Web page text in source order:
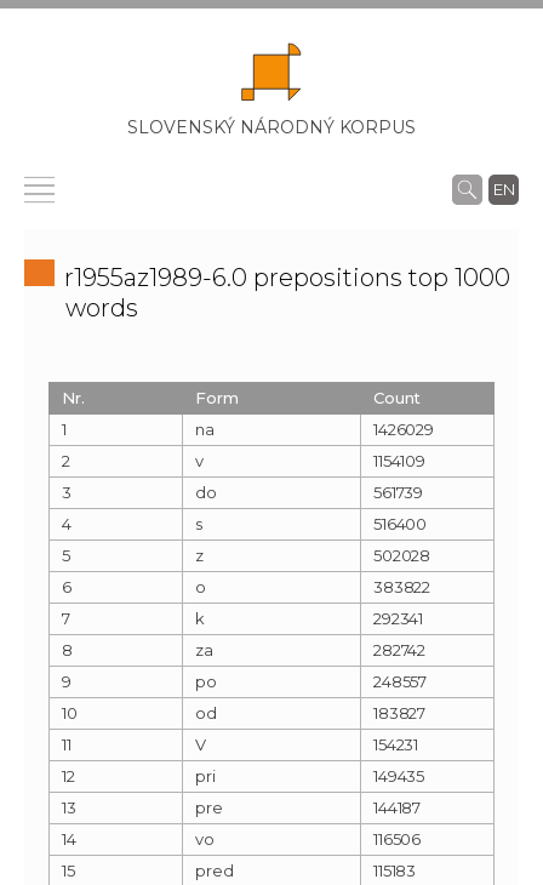
SLOVENSKÝ NÁRODNÝ KORPUS
EN
r1955az1989-6.0 prepositions top 1000
words
Nr. Form
Count
1
na
1426029
2
v
1154109
3
do
561739
4
s
516400
5
z
502028
6
o
383822
7
k
292341
8
za
282742
9
po
248557
10
od
183827
11
V
154231
12
pri
149435
13
pre
144187
14
vo
116506
15
pred
115183